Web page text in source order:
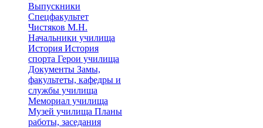
Выпускники
Спецфакультет
Чистяков М.Н.
Начальники училища
История История
спорта Герои училища
Документы Замы,
факультеты, кафедры и
службы училища
Мемориал училища
Музей училища Планы
работы, заседания